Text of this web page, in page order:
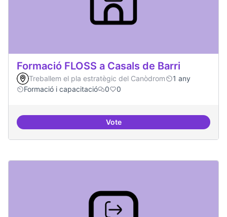
Formació FLOSS a Casals de Barri
Treballem el pla estratègic del Canòdrom
1 any
Formació i capacitació
0 0
VoteFormació FLOSS a Casals de